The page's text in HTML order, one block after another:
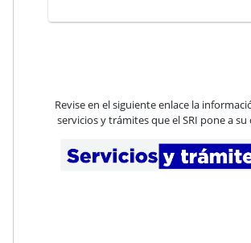
Revise en el siguiente enlace la
servicios y trámites que el SRI pone a